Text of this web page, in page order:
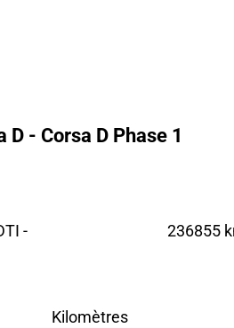
- Corsa D Phase 1
-
Kilomètres
236855